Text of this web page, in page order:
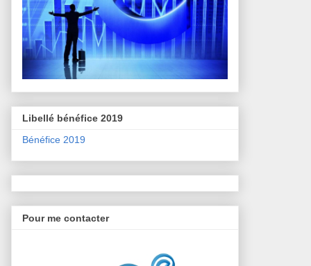
Libellé bénéfice 2019
Bénéfice 2019
Pour me contacter